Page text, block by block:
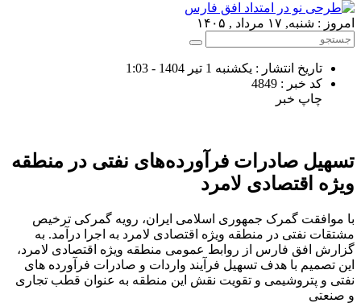
امروز : شنبه, ۱۷ مرداد , ۱۴۰۵
تاریخ انتشار : یکشنبه 1 تیر 1404 - 1:03
کد خبر : 4849
چاپ خبر
تسهیل صادرات فرآورده‌های نفتی در منطقه
ویژه اقتصادی لامرد
با موافقت گمرک جمهوری اسلامی ایران، رویه گمرکی ترخیص
مشتقات نفتی در منطقه ویژه اقتصادی لامرد به اجرا درآمد. به
گزارش افق فارس از روابط عمومی منطقه ویژه اقتصادی لامرد،
این تصمیم با هدف تسهیل فرآیند واردات و صادرات فرآورده های
نفتی و پتروشیمی و تقویت نقش این منطقه به عنوان قطب تجاری
و صنعتی